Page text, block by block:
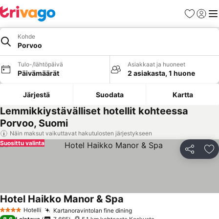
Suosikit
Kohde
Porvoo
Tulo-/lähtöpäivä
Päivämäärät
Asiakkaat ja huoneet
2 asiakasta, 1 huone
Järjestä Suodata Kartta
Lemmikkiystävälliset hotellit kohteessa
Porvoo, Suomi
Näin maksut vaikuttavat hakutulosten järjestykseen
Jaa
Suosittu valinta
4 Tähtiluokitus
Hotelli Kartanoravintolan fine dining
Hotel Haikko Manor & Spa